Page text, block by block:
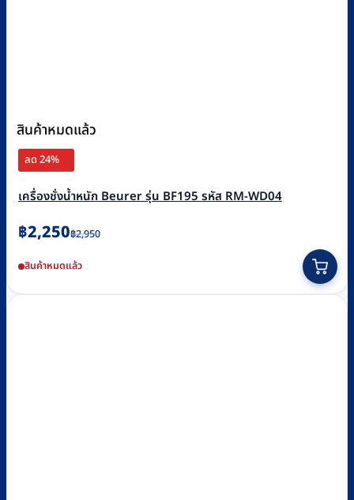
สินค้าหมดแล้ว
ลด 24%
เครื่องชั่งน้ำหนัก Beurer รุ่น BF195 รหัส RM-WD04
฿2,950
Original
was:
฿2,950.
฿2,250
Current
is:
฿2,250.
สินค้าหมดแล้ว